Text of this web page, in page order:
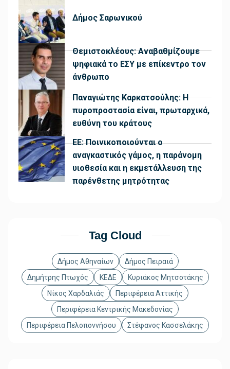
Δήμος Σαρωνικού
Θεμιστοκλέους: Αναβαθμίζουμε
ψηφιακά το ΕΣΥ με επίκεντρο τον
άνθρωπο
Παναγιώτης Καρκατσούλης: Η
πυροπροστασία είναι, πρωταρχικά,
ευθύνη του κράτους
ΕΕ: Ποινικοποιούνται ο
αναγκαστικός γάμος, η παράνομη
υιοθεσία και η εκμετάλλευση της
παρένθετης μητρότητας
Tag Cloud
Δήμος Αθηναίων
Δήμος Πειραιά
Δημήτρης Πτωχός
ΚΕΔΕ
Κυριάκος Μητσοτάκης
Νίκος Χαρδαλιάς
Περιφέρεια Αττικής
Περιφέρεια Κεντρικής Μακεδονίας
Περιφέρεια Πελοποννήσου
Στέφανος Κασσελάκης